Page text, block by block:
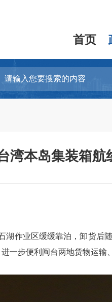
首页
湾本岛集装箱航
作业区缓缓靠泊，卸货后
一步便利闽台两地货物运输